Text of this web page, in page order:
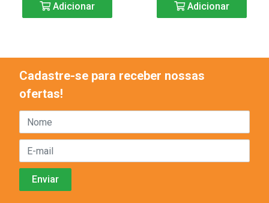
Adicionar Adicionar
Cadastre-se para receber nossas
ofertas!